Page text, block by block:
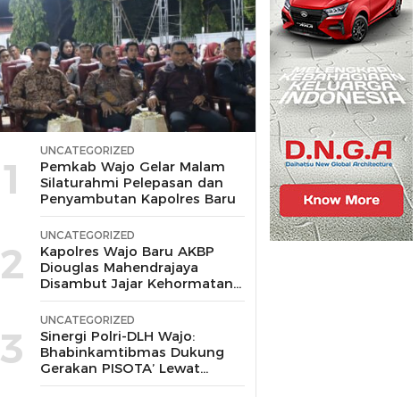
1
UNCATEGORIZED
Pemkab Wajo Gelar Malam
Silaturahmi Pelepasan dan
Penyambutan Kapolres Baru
2
UNCATEGORIZED
Kapolres Wajo Baru AKBP
Diouglas Mahendrajaya
Disambut Jajar Kehormatan
dan Tari Padduppa
3
UNCATEGORIZED
Sinergi Polri-DLH Wajo:
Bhabinkamtibmas Dukung
Gerakan PISOTA’ Lewat
Motor Sampah